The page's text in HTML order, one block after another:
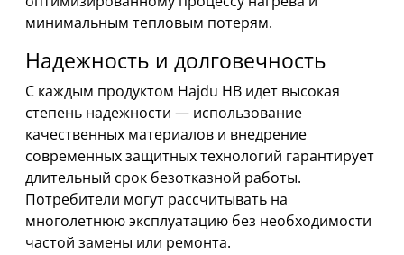
минимальным тепловым потерям.
Надежность и долговечность
С каждым продуктом Hajdu HB идет высокая
степень надежности — использование
качественных материалов и внедрение
современных защитных технологий гарантирует
длительный срок безотказной работы.
Потребители могут рассчитывать на
многолетнюю эксплуатацию без необходимости
частой замены или ремонта.